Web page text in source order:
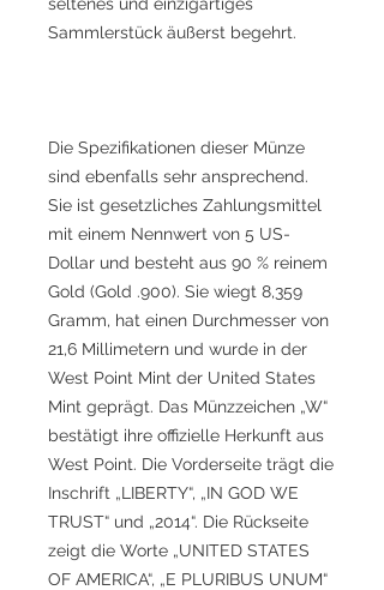
Sammlerstück äußerst begehrt.
Die Spezifikationen dieser Münze
sind ebenfalls sehr ansprechend.
Sie ist gesetzliches Zahlungsmittel
mit einem Nennwert von 5 US-
Dollar und besteht aus 90 % reinem
Gold (Gold .900). Sie wiegt 8,359
Gramm, hat einen Durchmesser von
21,6 Millimetern und wurde in der
West Point Mint der United States
Mint geprägt. Das Münzzeichen „W“
bestätigt ihre offizielle Herkunft aus
West Point. Die Vorderseite trägt die
Inschrift „LIBERTY“, „IN GOD WE
TRUST“ und „2014“. Die Rückseite
zeigt die Worte „UNITED STATES
OF AMERICA“, „E PLURIBUS UNUM“